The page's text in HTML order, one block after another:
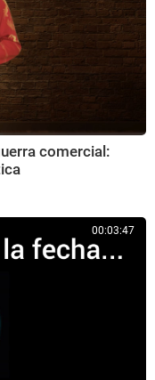
comercial:
00:03:47